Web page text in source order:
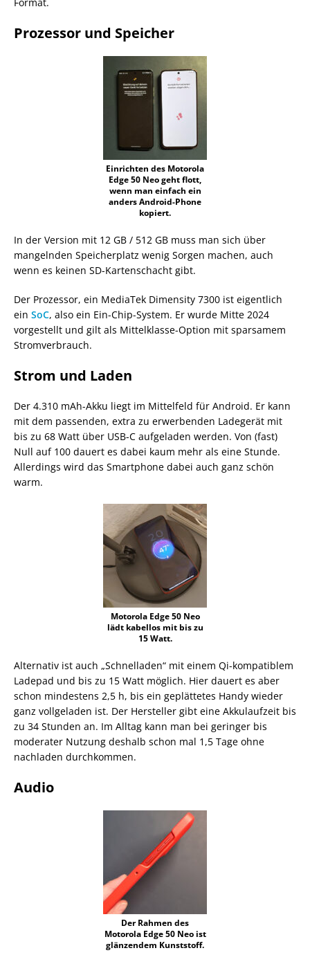
Prozessor und Speicher
Einrichten des Motorola
Edge 50 Neo geht flott,
wenn man einfach ein
anders Android-Phone
kopiert.
In der Version mit 12 GB / 512 GB muss man sich über
mangelnden Speicherplatz wenig Sorgen machen, auch
wenn es keinen SD-Kartenschacht gibt.
Der Prozessor, ein MediaTek Dimensity 7300 ist eigentlich
ein SoC, also ein Ein-Chip-System. Er wurde Mitte 2024
vorgestellt und gilt als Mittelklasse-Option mit sparsamem
Stromverbrauch.
Strom und Laden
Der 4.310 mAh-Akku liegt im Mittelfeld für Android. Er kann
mit dem passenden, extra zu erwerbenden Ladegerät mit
bis zu 68 Watt über USB-C aufgeladen werden. Von (fast)
Null auf 100 dauert es dabei kaum mehr als eine Stunde.
Allerdings wird das Smartphone dabei auch ganz schön
warm.
Motorola Edge 50 Neo
lädt kabellos mit bis zu
15 Watt.
Alternativ ist auch „Schnelladen“ mit einem Qi-kompatiblem
Ladepad und bis zu 15 Watt möglich. Hier dauert es aber
schon mindestens 2,5 h, bis ein geplättetes Handy wieder
ganz vollgeladen ist. Der Hersteller gibt eine Akkulaufzeit bis
zu 34 Stunden an. Im Alltag kann man bei geringer bis
moderater Nutzung deshalb schon mal 1,5 Tage ohne
nachladen durchkommen.
Audio
Der Rahmen des
Motorola Edge 50 Neo ist
glänzendem Kunststoff.